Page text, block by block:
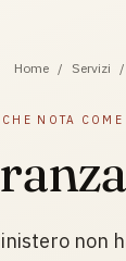
Home / Servizi /
NOTA COME
non